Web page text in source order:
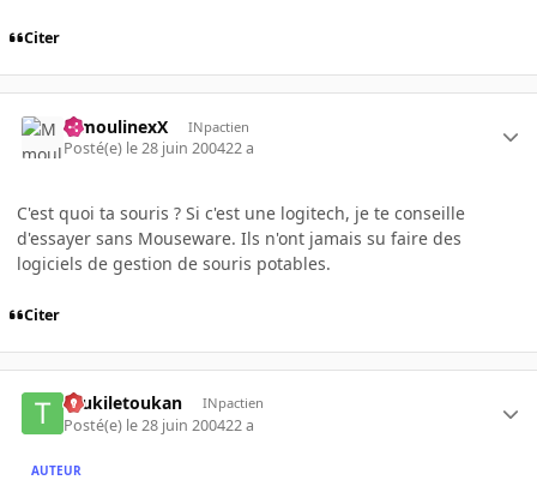
Citer
MmoulinexX INpactien
Posté(e) le 28 juin 200422 a
C'est quoi ta souris ? Si c'est une logitech, je te conseille
d'essayer sans Mouseware. Ils n'ont jamais su faire des
logiciels de gestion de souris potables.
Citer
toukiletoukan INpactien
Posté(e) le 28 juin 200422 a
AUTEUR